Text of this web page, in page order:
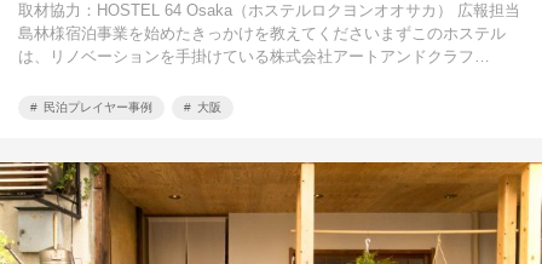
取材協力：HOSTEL 64 Osaka（ホステルロクヨンオオサカ） 広報担当
島林様宿泊事業を始めたきっかけを教えてくださいまずこのホステル
は、リノベーションを手掛けている株式会社アートアンドクラフ…
民泊プレイヤー事例 大阪